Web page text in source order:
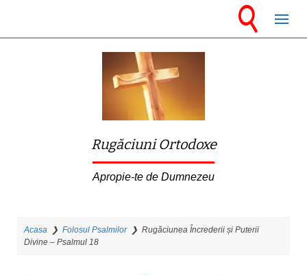
Rugăciuni Ortodoxe
Apropie-te de Dumnezeu
Acasa ❯ Folosul Psalmilor❯ Rugăciunea Încrederii și Puterii
Divine – Psalmul 18